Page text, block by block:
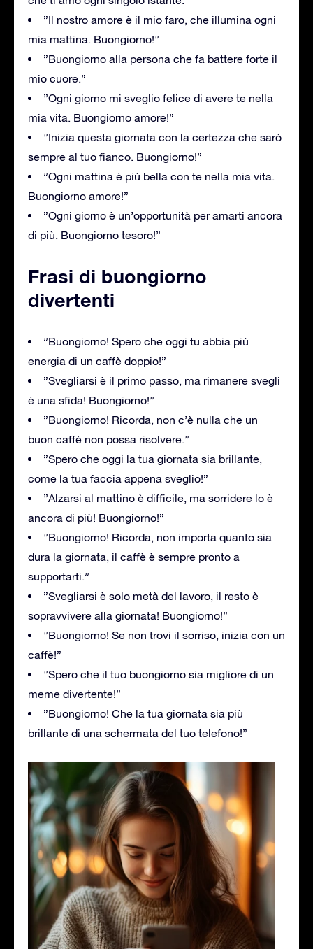
”Il nostro amore è il mio faro, che illumina ogni
mia mattina. Buongiorno!”
”Buongiorno alla persona che fa battere forte il
mio cuore.”
”Ogni giorno mi sveglio felice di avere te nella
mia vita. Buongiorno amore!”
”Inizia questa giornata con la certezza che sarò
sempre al tuo fianco. Buongiorno!”
”Ogni mattina è più bella con te nella mia vita.
Buongiorno amore!”
”Ogni giorno è un’opportunità per amarti ancora
di più. Buongiorno tesoro!”
Frasi di buongiorno
divertenti
”Buongiorno! Spero che oggi tu abbia più
energia di un caffè doppio!”
”Svegliarsi è il primo passo, ma rimanere svegli
è una sfida! Buongiorno!”
”Buongiorno! Ricorda, non c’è nulla che un
buon caffè non possa risolvere.”
”Spero che oggi la tua giornata sia brillante,
come la tua faccia appena sveglio!”
”Alzarsi al mattino è difficile, ma sorridere lo è
ancora di più! Buongiorno!”
”Buongiorno! Ricorda, non importa quanto sia
dura la giornata, il caffè è sempre pronto a
supportarti.”
”Svegliarsi è solo metà del lavoro, il resto è
sopravvivere alla giornata! Buongiorno!”
”Buongiorno! Se non trovi il sorriso, inizia con un
caffè!”
”Spero che il tuo buongiorno sia migliore di un
meme divertente!”
”Buongiorno! Che la tua giornata sia più
brillante di una schermata del tuo telefono!”